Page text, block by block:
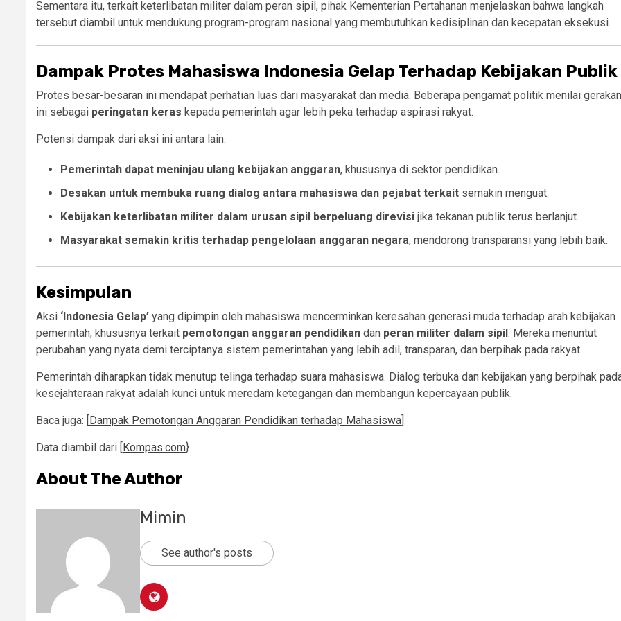
Sementara itu, terkait keterlibatan militer dalam peran sipil, pihak Kementerian Pertahanan menjelaskan bahwa langkah
tersebut diambil untuk mendukung program-program nasional yang membutuhkan kedisiplinan dan kecepatan eksekusi.
Dampak Protes Mahasiswa Indonesia Gelap Terhadap Kebijakan Publik
Protes besar-besaran ini mendapat perhatian luas dari masyarakat dan media. Beberapa pengamat politik menilai gerakan
ini sebagai peringatan keras kepada pemerintah agar lebih peka terhadap aspirasi rakyat.
Potensi dampak dari aksi ini antara lain:
Pemerintah dapat meninjau ulang kebijakan anggaran, khususnya di sektor pendidikan.
Desakan untuk membuka ruang dialog antara mahasiswa dan pejabat terkait semakin menguat.
Kebijakan keterlibatan militer dalam urusan sipil berpeluang direvisi jika tekanan publik terus berlanjut.
Masyarakat semakin kritis terhadap pengelolaan anggaran negara, mendorong transparansi yang lebih baik.
Kesimpulan
Aksi ‘Indonesia Gelap’ yang dipimpin oleh mahasiswa mencerminkan keresahan generasi muda terhadap arah kebijakan
pemerintah, khususnya terkait pemotongan anggaran pendidikan dan peran militer dalam sipil . Mereka menuntut
perubahan yang nyata demi terciptanya sistem pemerintahan yang lebih adil, transparan, dan berpihak pada rakyat.
Pemerintah diharapkan tidak menutup telinga terhadap suara mahasiswa. Dialog terbuka dan kebijakan yang berpihak
kesejahteraan rakyat adalah kunci untuk meredam ketegangan dan membangun kepercayaan publik.
Baca juga: [ Dampak Pemotongan Anggaran Pendidikan terhadap Mahasiswa
Data diambil dari [ Kompas.com}
About The Author
Mimin
See author's posts